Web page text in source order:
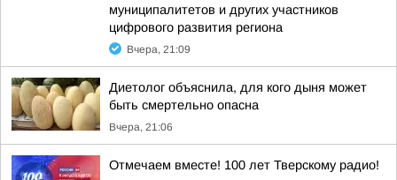
муниципалитетов и других участников
цифрового развития региона
Вчера, 21:09
Диетолог объяснила, для кого дыня может
быть смертельно опасна
Вчера, 21:06
Отмечаем вместе! 100 лет Тверскому радио!